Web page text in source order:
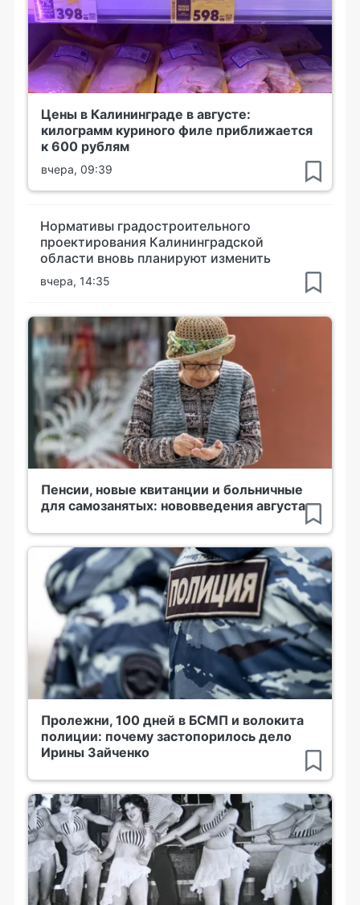
Цены в Калининграде в августе:
килограмм куриного филе приближается
к 600 рублям
вчера, 09:39
Нормативы градостроительного
проектирования Калининградской
области вновь планируют изменить
вчера, 14:35
Пенсии, новые квитанции и больничные
для самозанятых: нововведения августа
Пролежни, 100 дней в БСМП и волокита
полиции: почему застопорилось дело
Ирины Зайченко